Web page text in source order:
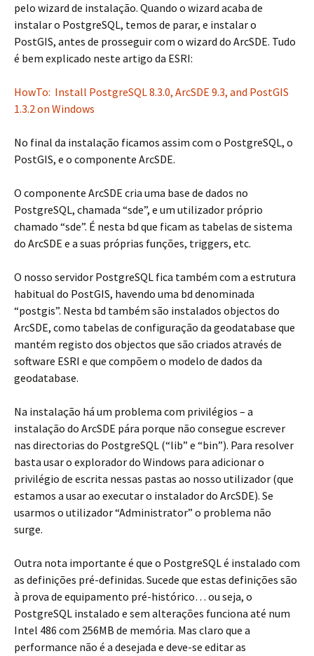
pelo wizard de instalação. Quando o wizard acaba de
instalar o PostgreSQL, temos de parar, e instalar o
PostGIS, antes de prosseguir com o wizard do ArcSDE. Tudo
é bem explicado neste artigo da ESRI:
HowTo: Install PostgreSQL 8.3.0, ArcSDE 9.3, and PostGIS
1.3.2 on Windows
No final da instalação ficamos assim com o PostgreSQL, o
PostGIS, e o componente ArcSDE.
O componente ArcSDE cria uma base de dados no
PostgreSQL, chamada “sde”, e um utilizador próprio
chamado “sde”. É nesta bd que ficam as tabelas de sistema
do ArcSDE e a suas próprias funções, triggers, etc.
O nosso servidor PostgreSQL fica também com a estrutura
habitual do PostGIS, havendo uma bd denominada
“postgis”. Nesta bd também são instalados objectos do
ArcSDE, como tabelas de configuração da geodatabase que
mantém registo dos objectos que são criados através de
software ESRI e que compõem o modelo de dados da
geodatabase.
Na instalação há um problema com privilégios – a
instalação do ArcSDE pára porque não consegue escrever
nas directorias do PostgreSQL (“lib” e “bin”). Para resolver
basta usar o explorador do Windows para adicionar o
privilégio de escrita nessas pastas ao nosso utilizador (que
estamos a usar ao executar o instalador do ArcSDE). Se
usarmos o utilizador “Administrator” o problema não
surge.
Outra nota importante é que o PostgreSQL é instalado com
as definições pré-definidas. Sucede que estas definições são
à prova de equipamento pré-histórico… ou seja, o
PostgreSQL instalado e sem alterações funciona até num
Intel 486 com 256MB de memória. Mas claro que a
performance não é a desejada e deve-se editar as